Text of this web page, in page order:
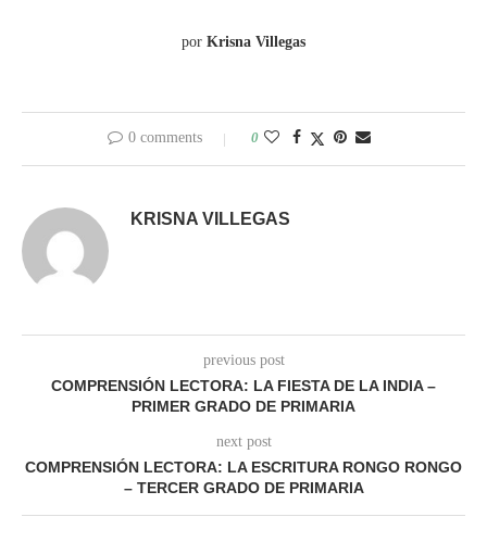
por Krisna Villegas
0 comments 0
KRISNA VILLEGAS
previous post
COMPRENSIÓN LECTORA: LA FIESTA DE LA INDIA –
PRIMER GRADO DE PRIMARIA
next post
COMPRENSIÓN LECTORA: LA ESCRITURA RONGO RONGO
– TERCER GRADO DE PRIMARIA